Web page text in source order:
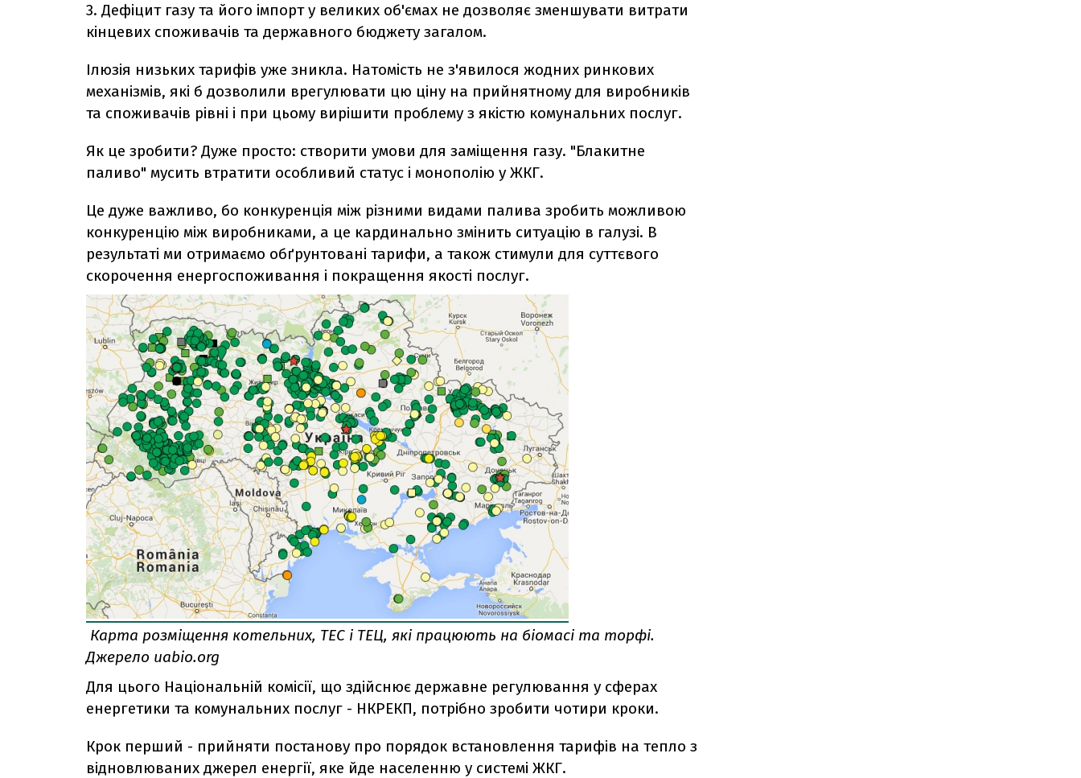
3. Дефіцит газу та його імпорт у великих об'ємах не дозволяє зменшувати витрати
кінцевих споживачів та державного бюджету загалом.
Ілюзія низьких тарифів уже зникла. Натомість не з'явилося жодних ринкових
механізмів, які б дозволили врегулювати цю ціну на прийнятному для виробників
та споживачів рівні і при цьому вирішити проблему з якістю комунальних послуг.
Як це зробити? Дуже просто: створити умови для заміщення газу. "Блакитне
паливо" мусить втратити особливий статус і монополію у ЖКГ.
Це дуже важливо, бо конкуренція між різними видами палива зробить можливою
конкуренцію між виробниками, а це кардинально змінить ситуацію в галузі. В
результаті ми отримаємо обґрунтовані тарифи, а також стимули для суттєвого
скорочення енергоспоживання і покращення якості послуг.
Карта розміщення котельних, ТЕС і ТЕЦ, які працюють на біомасі та торфі.
Джерело uabio.org
Для цього Національній комісії, що здійснює державне регулювання у сферах
енергетики та комунальних послуг - НКРЕКП, потрібно зробити чотири кроки.
Крок перший - прийняти постанову про порядок встановлення тарифів на тепло з
відновлюваних джерел енергії, яке йде населенню у системі ЖКГ.